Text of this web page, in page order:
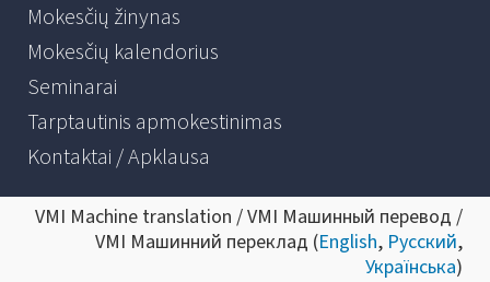
Mokesčių žinynas
Mokesčių kalendorius
Seminarai
Tarptautinis apmokestinimas
Kontaktai / Apklausa
VMI Machine translation / VMI Машинный перевод /
VMI Машинний переклад (English, Русский,
Українська)